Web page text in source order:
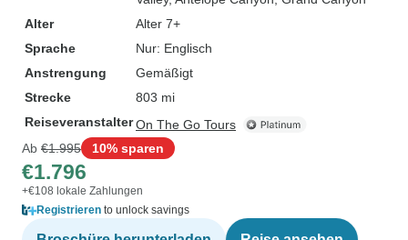
Alter
Alter 7+
Sprache
Nur: Englisch
Anstrengung
Gemäßigt
Strecke
803 mi
ReiseveranstalterOn The Go Tours
Ab €1.995 10% sparen
€1.796
+€108 lokale Zahlungen
Registrieren to unlock savings